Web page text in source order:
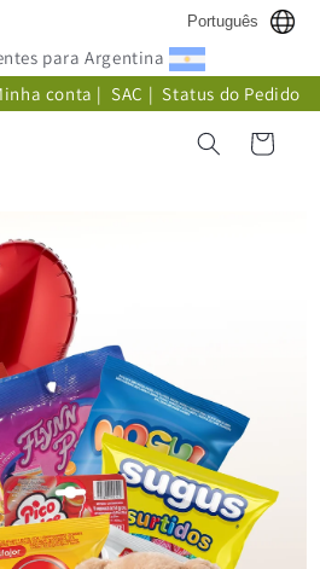
Português
para Argentina
conta | SAC | Status do Pedido
Carrinho